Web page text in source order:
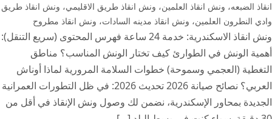
انقاذ الضبعه، ونش انقاذ العلمين، ونش انقاذ طريق الاقليمي، ونش انقاذ طريق
وادي النطرون العلمين، ونش انقاذ مدينه السادات، ونش انقاذ مطروح
ونش انقاذ الاسكندرية: خدمة 24 ساعة فهرس المحتوى (سريع التنقل):
أهمية الونش في الطوارئ كيف تختار الونش المناسب؟ مناطق
التغطية (العجمي وسموحة) خطوات السلامة المرورية لماذا أوناش
العربي؟ نصائح صيانة 2026 تحديث 2026: في ظل التطورات العمرانية
الجديدة بمحاور الإسكندرية، نضمن لك وصول ونش الإنقاذ في أقل من